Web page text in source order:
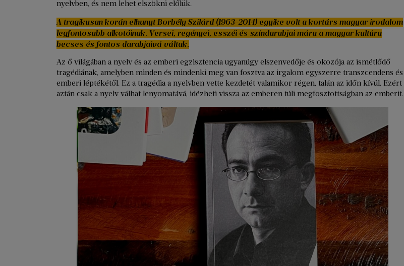
nyelvben, és nem lehet elszökni előlük.
A tragikusan korán elhunyt Borbély Szilárd (1963-2014) egyike volt a kortárs magyar irodalom
legfontosabb alkotóinak. Versei, regényei, esszéi és színdarabjai mára a magyar kultúra
becses és fontos darabjaivá váltak.
Az ő világában a nyelv és az emberi egzisztencia ugyanúgy elszenvedője és okozója az ismétlődő
tragédiának, amelyben minden és mindenki meg van fosztva az irgalom egyszerre transzcendens és
emberi léptékétől. Ez a tragédia a nyelvben vette kezdetét valamikor régen, talán az időn kívül. Ezért
aztán csak a nyelv válhat lenyomatává, idézheti vissza az emberen túli megfosztottságban az emberit.